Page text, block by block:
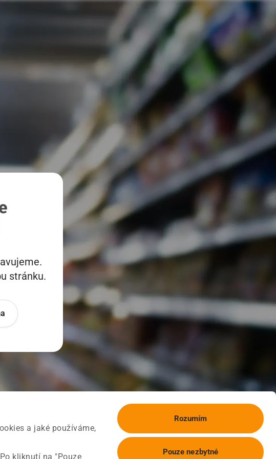
a jaké používáme,
kliknutí na "Pouze
Rozumím
Pouze nezbytné
stránku.